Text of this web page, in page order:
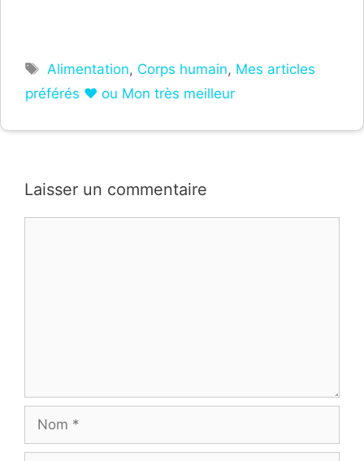
Étiquettes
Alimentation, Corps humain, Mes articles
préférés ❤ ou Mon très meilleur
Laisser un commentaire